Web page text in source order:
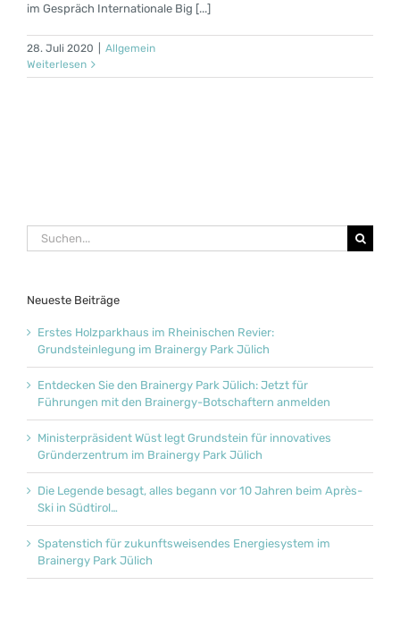
im Gespräch Internationale Big [...]
28. Juli 2020
Allgemein
Weiterlesen
Suche
nach:
Neueste Beiträge
Erstes Holzparkhaus im Rheinischen Revier:
Grundsteinlegung im Brainergy Park Jülich
Entdecken Sie den Brainergy Park Jülich: Jetzt für
Führungen mit den Brainergy-Botschaftern anmelden
Ministerpräsident Wüst legt Grundstein für innovatives
Gründerzentrum im Brainergy Park Jülich
Die Legende besagt, alles begann vor 10 Jahren beim Après-
Ski in Südtirol…
Spatenstich für zukunftsweisendes Energiesystem im
Brainergy Park Jülich